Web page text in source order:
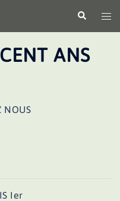
le
ANS
NOUS
Ier